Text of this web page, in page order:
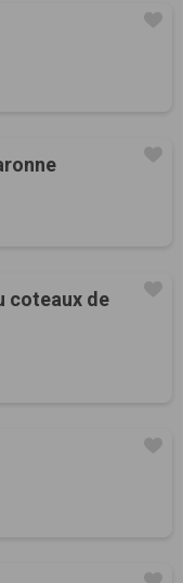
coteaux de